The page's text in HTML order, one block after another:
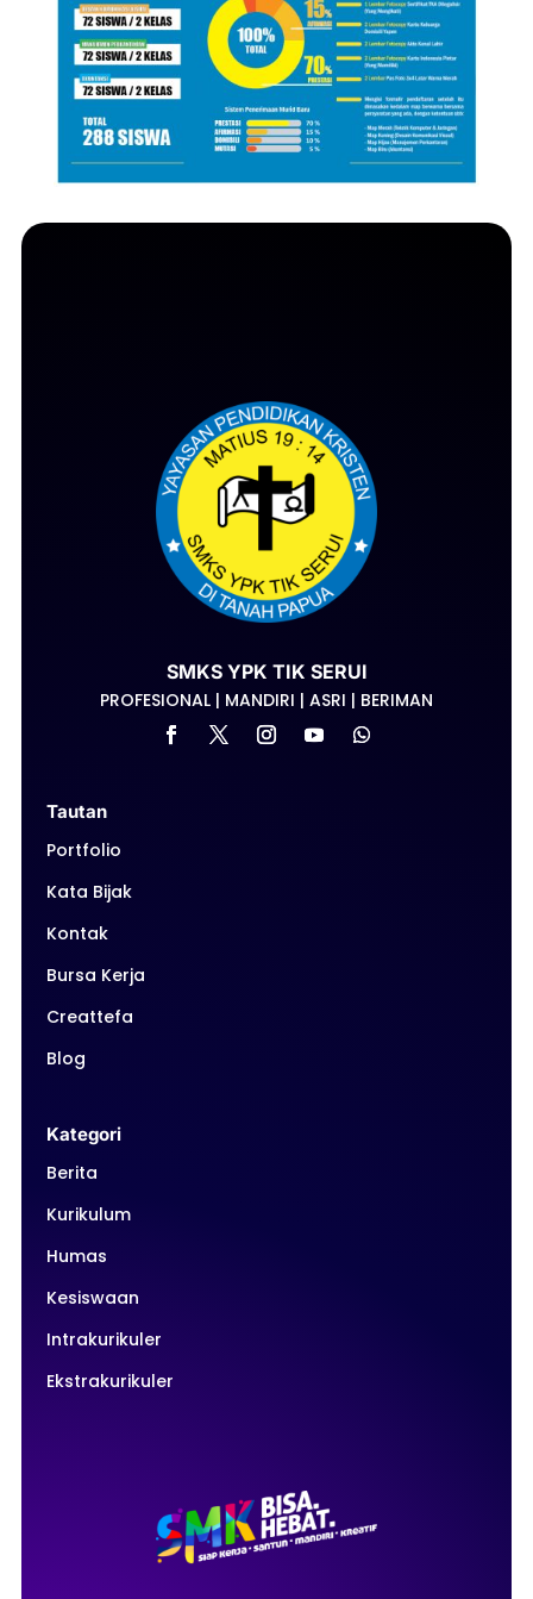
SMKS YPK TIK SERUI
PROFESIONAL | MANDIRI | ASRI | BERIMAN
Tautan
Portfolio
Kata Bijak
Kontak
Bursa Kerja
Creattefa
Blog
Kategori
Berita
Kurikulum
Humas
Kesiswaan
Intrakurikuler
Ekstrakurikuler